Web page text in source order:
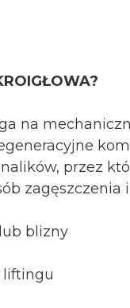
na
przez
blizny
liftingu